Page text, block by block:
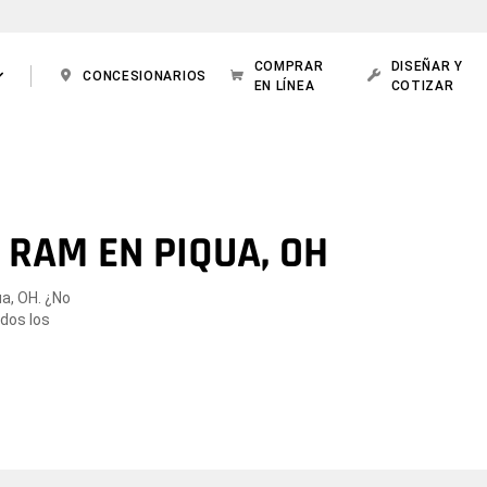
CONCESIONARIOS
COMPRAR
EN LÍNEA
DISEÑAR Y
COTIZAR
EN PIQUA, OH
OH. ¿No
los